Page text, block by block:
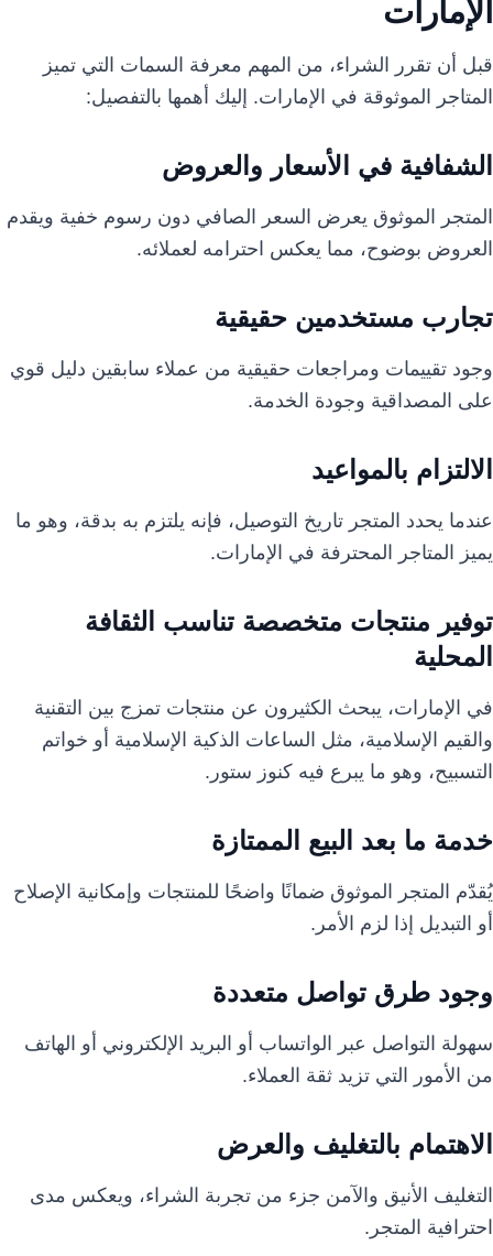
الإمارات
قبل أن تقرر الشراء، من المهم معرفة السمات التي تميز
المتاجر الموثوقة في الإمارات. إليك أهمها بالتفصيل:
الشفافية في الأسعار والعروض
المتجر الموثوق يعرض السعر الصافي دون رسوم خفية ويقدم
العروض بوضوح، مما يعكس احترامه لعملائه.
تجارب مستخدمين حقيقية
وجود تقييمات ومراجعات حقيقية من عملاء سابقين دليل قوي
على المصداقية وجودة الخدمة.
الالتزام بالمواعيد
عندما يحدد المتجر تاريخ التوصيل، فإنه يلتزم به بدقة، وهو ما
يميز المتاجر المحترفة في الإمارات.
توفير منتجات متخصصة تناسب الثقافة
المحلية
في الإمارات، يبحث الكثيرون عن منتجات تمزج بين التقنية
والقيم الإسلامية، مثل الساعات الذكية الإسلامية أو خواتم
التسبيح، وهو ما يبرع فيه كنوز ستور.
خدمة ما بعد البيع الممتازة
يُقدّم المتجر الموثوق ضمانًا واضحًا للمنتجات وإمكانية الإصلاح
أو التبديل إذا لزم الأمر.
وجود طرق تواصل متعددة
سهولة التواصل عبر الواتساب أو البريد الإلكتروني أو الهاتف
من الأمور التي تزيد ثقة العملاء.
الاهتمام بالتغليف والعرض
التغليف الأنيق والآمن جزء من تجربة الشراء، ويعكس مدى
احترافية المتجر.